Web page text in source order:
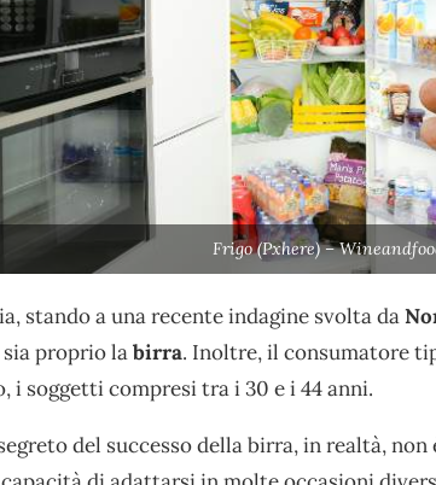
Frigo (Pxhere) –
stando a una recente indagine svolta da
proprio labirra. Inoltre, il consumatore
i soggetti compresi tra i 30 e i 44 anni.
del successo della birra, in realtà,